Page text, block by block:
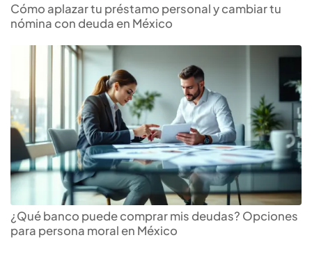
Cómo aplazar tu préstamo personal y cambiar tu
nómina con deuda en México
¿Qué banco puede comprar mis deudas? Opciones
para persona moral en México